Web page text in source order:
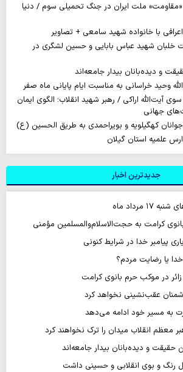
ملت ایران در جنگ تحمیلی سوم / دنیا
اعرافی با خانواده شهید سامعی + تصاویر
خلبان شهید عباس بابایی و حسین لشگری در
و دیده‌بانان بیدار جامعه‌اند
وحید خراسانی به مناسبت ایام پایانی ماه صفر
آیت‌الله اراکی / رهبر شهید انقلاب؛ الگوی ایمان
جهانی
علمیه استان گیلان
جدیدترین اخبار
مرداد ماه
کرامت به حجت‌الاسلام‌والمسلمین مؤمنی
پیامبر خدا در شرایط کنونی
یا رضایت مردم؟
عقب‌نشینی نخواهد کرد
به مسیر خود ادامه می‌دهد
معظم انقلاب میدان را ترک نخواهند کرد
حقیقت و دیده‌بانان بیدار جامعه‌اند
رنگ و بوی انقلابی و حسینی داشت